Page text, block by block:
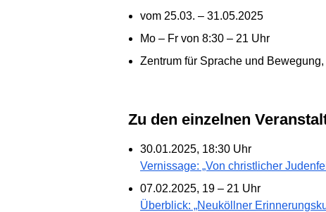
vom 25.03. – 31.05.2025
Mo – Fr von 8:30 – 21 Uhr
Zentrum für Sprache und
Zu den einzelnen
30.01.2025, 18:30 Uhr
Vernissage: „Von christlicher
07.02.2025, 19 – 21 Uhr
Überblick: „Neuköllner